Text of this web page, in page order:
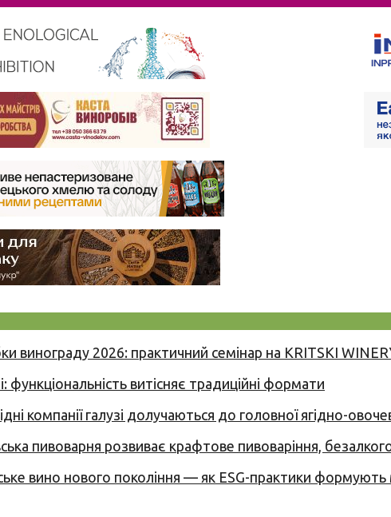
винограду 2026: практичний семінар на KRITSKI
функціональність витісняє традиційні формати
компанії галузі долучаються до головної ягідно-
пивоварня розвиває крафтове пивоваріння,
вино нового покоління — як ESG-практики